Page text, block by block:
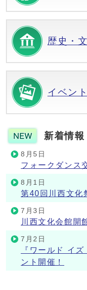
歴史・
イベン
新着情報
8月5日
フォークダンス
8月1日
第40回川西文化
7月3日
川西文化会館
7月2日
『ワールド イ
ント開催！